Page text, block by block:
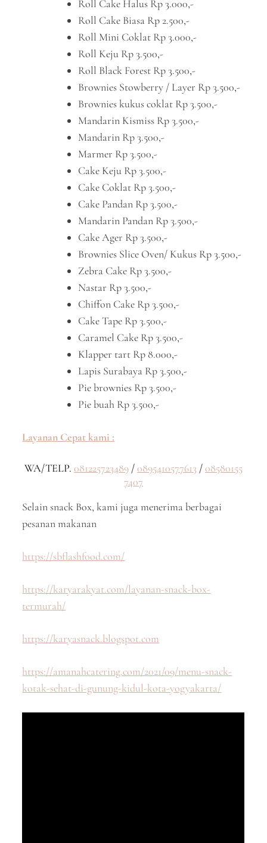
Roll Cake Halus Rp 3.000,-
Roll Cake Biasa Rp 2.500,-
Roll Mini Coklat Rp 3.000,-
Roll Keju Rp 3.500,-
Roll Black Forest Rp 3.500,-
Brownies Stowberry / Layer Rp 3.500,-
Brownies kukus coklat Rp 3.500,-
Mandarin Kismiss Rp 3.500,-
Mandarin Rp 3.500,-
Marmer Rp 3.500,-
Cake Keju Rp 3.500,-
Cake Coklat Rp 3.500,-
Cake Pandan Rp 3.500,-
Mandarin Pandan Rp 3.500,-
Cake Ager Rp 3.500,-
Brownies Slice Oven/ Kukus Rp 3.500,-
Zebra Cake Rp 3.500,-
Nastar Rp 3.500,-
Chiffon Cake Rp 3.500,-
Cake Tape Rp 3.500,-
Caramel Cake Rp 3.500,-
Klapper tart Rp 8.000,-
Lapis Surabaya Rp 3.500,-
Pie brownies Rp 3.500,-
Pie buah Rp 3.500,-
Layanan Cepat kami :
WA/TELP. 081225723489 /0895410577613 /08580155
7407
Selain snack Box, kami juga menerima berbagai
pesanan makanan
https://sbflashfood.com/
https://karyarakyat.com/layanan-snack-box-
termurah/
https://karyasnack.blogspot.com
https://amanahcatering.com/2021/09/menu-snack-
kotak-sehat-di-gunung-kidul-kota-yogyakarta/